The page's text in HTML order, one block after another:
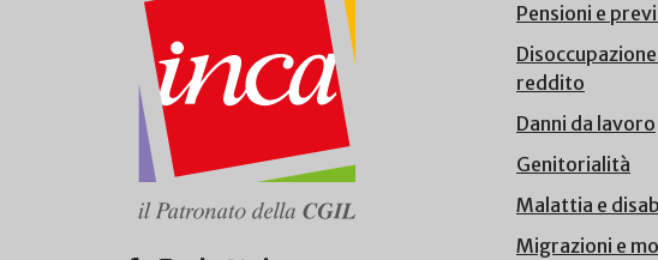
Pensioni e
reddito
Danni da lavoro
Genitorialità
Malattia e
Migrazioni e